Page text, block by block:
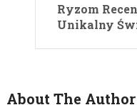
Ryzom
Unikalny
About The Author